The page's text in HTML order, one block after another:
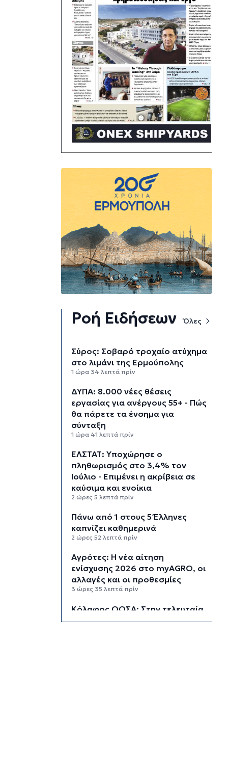
Ροή Ειδήσεων Όλες
Σύρος: Σοβαρό τροχαίο ατύχημα
στο λιμάνι της Ερμούπολης
1 ώρα 34 λεπτά πρίν
ΔΥΠΑ: 8.000 νέες θέσεις
εργασίας για ανέργους 55+ - Πώς
θα πάρετε τα ένσημα για
σύνταξη
1 ώρα 41 λεπτά πρίν
ΕΛΣΤΑΤ: Υποχώρησε ο
πληθωρισμός στο 3,4% τον
Ιούλιο - Επιμένει η ακρίβεια σε
καύσιμα και ενοίκια
2 ώρες 5 λεπτά πρίν
Πάνω από 1 στους 5 Έλληνες
καπνίζει καθημερινά
2 ώρες 52 λεπτά πρίν
Αγρότες: Η νέα αίτηση
ενίσχυσης 2026 στο myAGRO, οι
αλλαγές και οι προθεσμίες
3 ώρες 35 λεπτά πρίν
Κόλαφος ΟΟΣΑ: Στην τελευταία
θέση η Ελλάδα για το